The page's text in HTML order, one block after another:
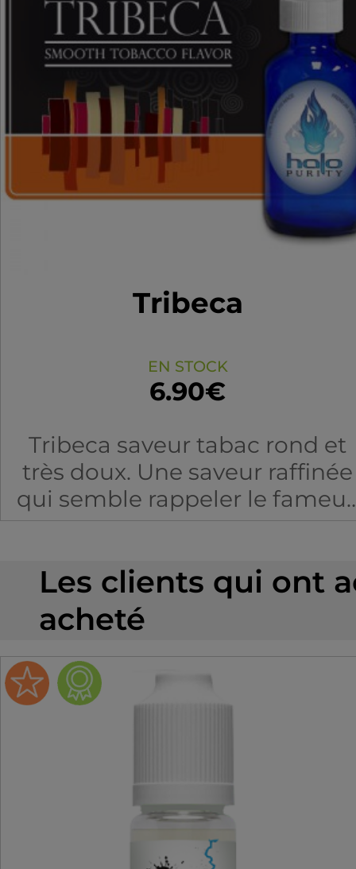
Tribeca
EN STOCK
6.90€
Tribeca saveur tabac rond et
très doux. Une saveur raffinée
qui semble rappeler le
RY4.
Les clients qui ont
acheté